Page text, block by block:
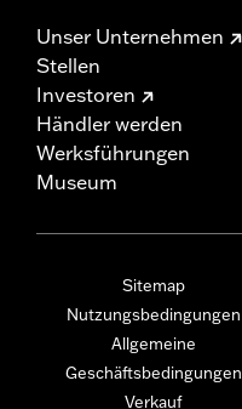
Unser Unternehmen
Stellen
Investoren
Händler werden
Werksführungen
Museum
Sitemap
Nutzungsbedingungen
Allgemeine
Geschäftsbedingungen
Verkauf